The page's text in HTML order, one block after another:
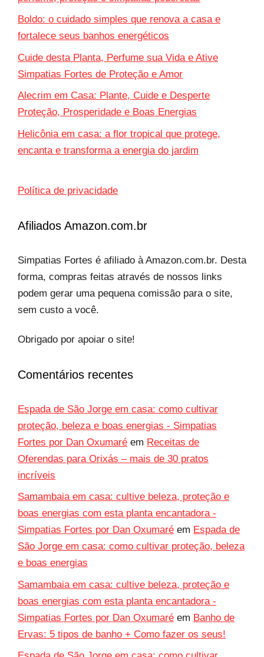
Boldo: o cuidado simples que renova a casa e
fortalece seus banhos energéticos
Cuide desta Planta, Perfume sua Vida e Ative
Simpatias Fortes de Proteção e Amor
Alecrim em Casa: Plante, Cuide e Desperte
Proteção, Prosperidade e Boas Energias
Helicônia em casa: a flor tropical que protege,
encanta e transforma a energia do jardim
Política de privacidade
Afiliados Amazon.com.br
Simpatias Fortes é afiliado à Amazon.com.br. Desta
forma, compras feitas através de nossos links
podem gerar uma pequena comissão para o site,
sem custo a você.
Obrigado por apoiar o site!
Comentários recentes
Espada de São Jorge em casa: como cultivar
proteção, beleza e boas energias - Simpatias
Fortes por Dan Oxumaré em Receitas de
Oferendas para Orixás – mais de 30 pratos
incríveis
Samambaia em casa: cultive beleza, proteção e
boas energias com esta planta encantadora -
Simpatias Fortes por Dan Oxumaré em Espada de
São Jorge em casa: como cultivar proteção, beleza
e boas energias
Samambaia em casa: cultive beleza, proteção e
boas energias com esta planta encantadora -
Simpatias Fortes por Dan Oxumaré em Banho de
Ervas: 5 tipos de banho + Como fazer os seus!